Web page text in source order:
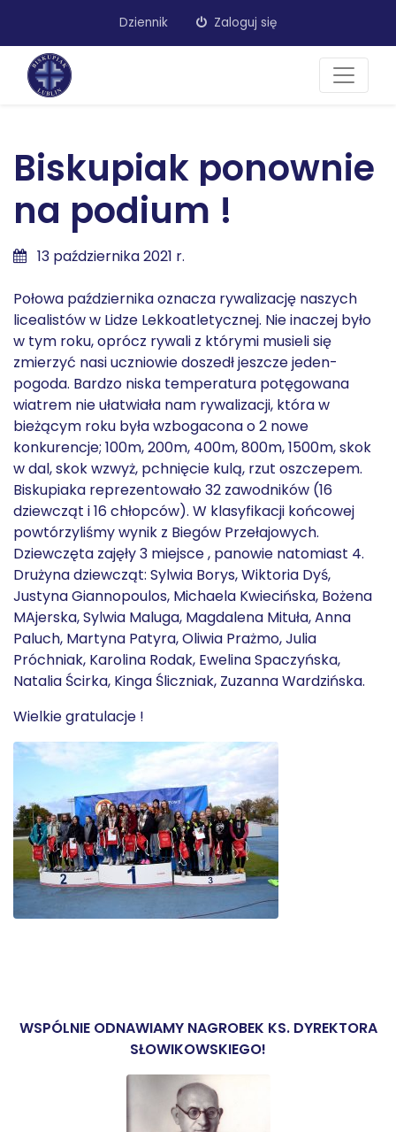
Dziennik Zaloguj się
Biskupiak ponownie
na podium !
13 października 2021 r.
Połowa października oznacza rywalizację naszych
licealistów w Lidze Lekkoatletycznej. Nie inaczej było
w tym roku, oprócz rywali z którymi musieli się
zmierzyć nasi uczniowie doszedł jeszcze jeden-
pogoda. Bardzo niska temperatura potęgowana
wiatrem nie ułatwiała nam rywalizacji, która w
bieżącym roku była wzbogacona o 2 nowe
konkurencje; 100m, 200m, 400m, 800m, 1500m, skok
w dal, skok wzwyż, pchnięcie kulą, rzut oszczepem.
Biskupiaka reprezentowało 32 zawodników (16
dziewcząt i 16 chłopców). W klasyfikacji końcowej
powtórzyliśmy wynik z Biegów Przełajowych.
Dziewczęta zajęły 3 miejsce , panowie natomiast 4.
Drużyna dziewcząt: Sylwia Borys, Wiktoria Dyś,
Justyna Giannopoulos, Michaela Kwiecińska, Bożena
MAjerska, Sylwia Maluga, Magdalena Mituła, Anna
Paluch, Martyna Patyra, Oliwia Prażmo, Julia
Próchniak, Karolina Rodak, Ewelina Spaczyńska,
Natalia Ścirka, Kinga Śliczniak, Zuzanna Wardzińska.
Wielkie gratulacje !
WSPÓLNIE ODNAWIAMY NAGROBEK KS. DYREKTORA
SŁOWIKOWSKIEGO!